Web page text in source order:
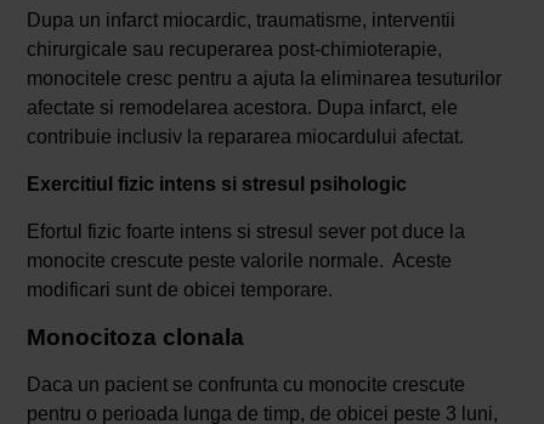
Dupa un infarct miocardic, traumatisme, interventii
chirurgicale sau recuperarea post-chimioterapie,
monocitele cresc pentru a ajuta la eliminarea tesuturilor
afectate si remodelarea acestora. Dupa infarct, ele
contribuie inclusiv la repararea miocardului afectat.
Exercitiul fizic intens si stresul psihologic
Efortul fizic foarte intens si stresul sever pot duce la
monocite crescute peste valorile normale. Aceste
modificari sunt de obicei temporare.
Monocitoza clonala
Daca un pacient se confrunta cu monocite crescute
pentru o perioada lunga de timp, de obicei peste 3 luni,